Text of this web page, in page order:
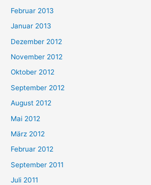
Februar 2013
Januar 2013
Dezember 2012
November 2012
Oktober 2012
September 2012
August 2012
Mai 2012
März 2012
Februar 2012
September 2011
Juli 2011